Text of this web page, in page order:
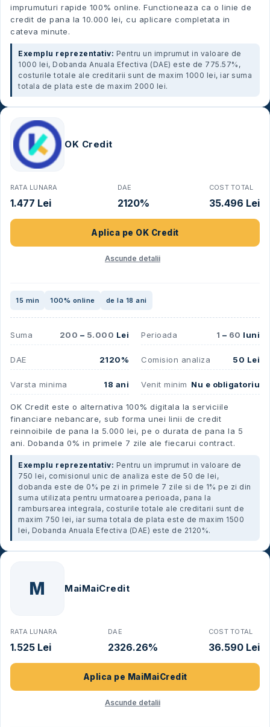
imprumuturi rapide 100% online. Functioneaza ca o linie de
credit de pana la 10.000 lei, cu aplicare completata in
cateva minute.
Exemplu reprezentativ: Pentru un imprumut in valoare de
1000 lei, Dobanda Anuala Efectiva (DAE) este de 775.57%,
costurile totale ale creditarii sunt de maxim 1000 lei, iar suma
totala de plata este de maxim 2000 lei.
OK Credit
RATA LUNARA
1.477 Lei
DAE
2120%
COST TOTAL
35.496 Lei
Aplica pe OK Credit
Ascunde detalii
15 min 100% online de la 18 ani
Suma 200 – 5.000 Lei Perioada 1 – 60 luni
DAE 2120% Comision analiza 50 Lei
Varsta minima 18 ani Venit minim Nu e obligatoriu
OK Credit este o alternativa 100% digitala la serviciile
financiare nebancare, sub forma unei linii de credit
reinnoibile de pana la 5.000 lei, pe o durata de pana la 5
ani. Dobanda 0% in primele 7 zile ale fiecarui contract.
Exemplu reprezentativ: Pentru un imprumut in valoare de
750 lei, comisionul unic de analiza este de 50 de lei,
dobanda este de 0% pe zi in primele 7 zile si de 1% pe zi din
suma utilizata pentru urmatoarea perioada, pana la
rambursarea integrala, costurile totale ale creditarii sunt de
maxim 750 lei, iar suma totala de plata este de maxim 1500
lei, Dobanda Anuala Efectiva (DAE) este de 2120%.
M MaiMaiCredit
RATA LUNARA
1.525 Lei
DAE
2326.26%
COST TOTAL
36.590 Lei
Aplica pe MaiMaiCredit
Ascunde detalii